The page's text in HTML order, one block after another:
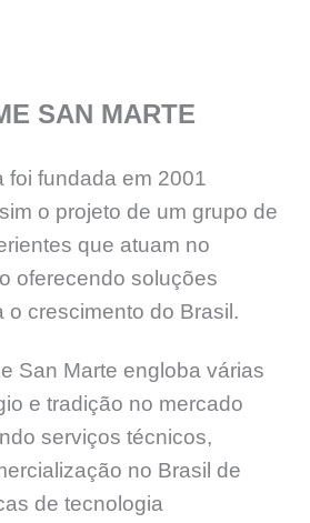
SAN MARTE
foi fundada em 2001
o projeto de um grupo de
que atuam no
oferecendo soluções
o crescimento do Brasil.
San Marte engloba várias
e tradição no mercado
serviços técnicos,
no Brasil de
de tecnologia